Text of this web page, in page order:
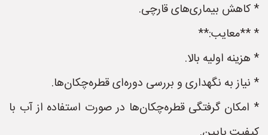
* کاهش بیماری‌های قارچی.
* **معایب:**
* هزینه اولیه بالا.
* نیاز به نگهداری و بررسی دوره‌ای قطره‌چکان‌ها.
* امکان گرفتگی قطره‌چکان‌ها در صورت استفاده از آب با